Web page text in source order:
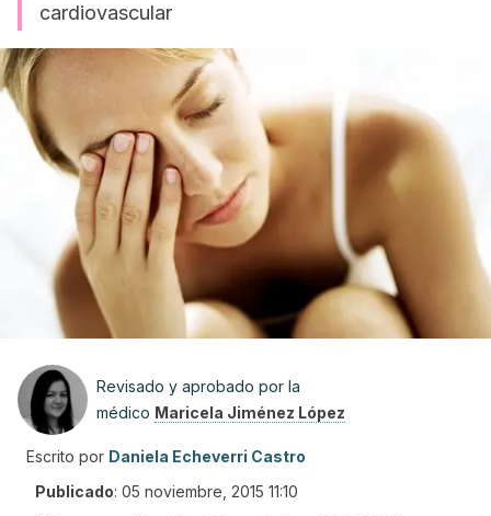
cardiovascular
Revisado y aprobado por la
médico Maricela Jiménez López
Escrito por Daniela Echeverri Castro
Publicado: 05 noviembre, 2015 11:10